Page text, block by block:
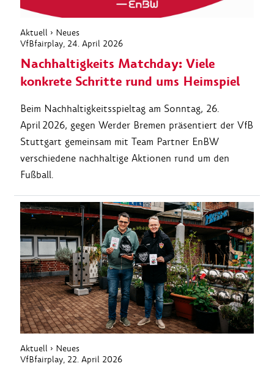
Aktuell › Neues
VfBfairplay, 24. April 2026
Nachhaltigkeits Matchday: Viele
konkrete Schritte rund ums Heimspiel
Beim Nachhaltigkeitsspieltag am Sonntag, 26.
April 2026, gegen Werder Bremen präsentiert der VfB
Stuttgart gemeinsam mit Team Partner EnBW
verschiedene nachhaltige Aktionen rund um den
Fußball.
Aktuell › Neues
VfBfairplay, 22. April 2026